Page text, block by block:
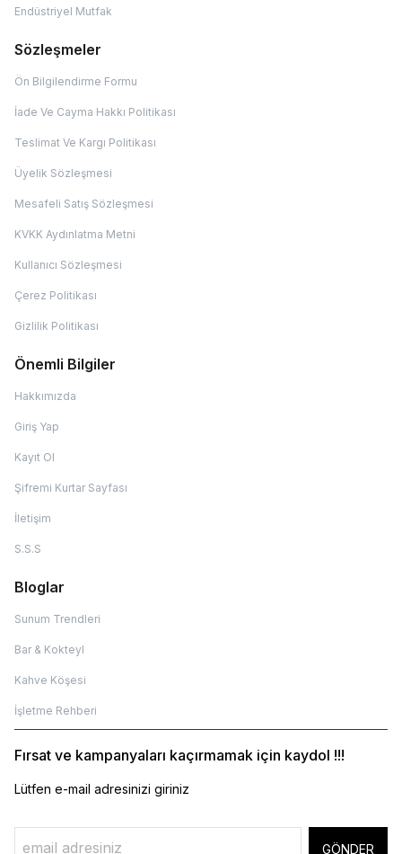
Endüstriyel Mutfak
Sözleşmeler
Ön Bilgilendirme Formu
İade Ve Cayma Hakkı Politikası
Teslimat Ve Kargı Politikası
Üyelik Sözleşmesi
Mesafeli Satış Sözleşmesi
KVKK Aydınlatma Metni
Kullanıcı Sözleşmesi
Çerez Politikası
Gizlilik Politikası
Önemli Bilgiler
Hakkımızda
Giriş Yap
Kayıt Ol
Şifremi Kurtar Sayfası
İletişim
S.S.S
Bloglar
Sunum Trendleri
Bar & Kokteyl
Kahve Köşesi
İşletme Rehberi
Fırsat ve kampanyaları kaçırmamak için kaydol !!!
Lütfen e-mail adresinizi giriniz
GÖNDER